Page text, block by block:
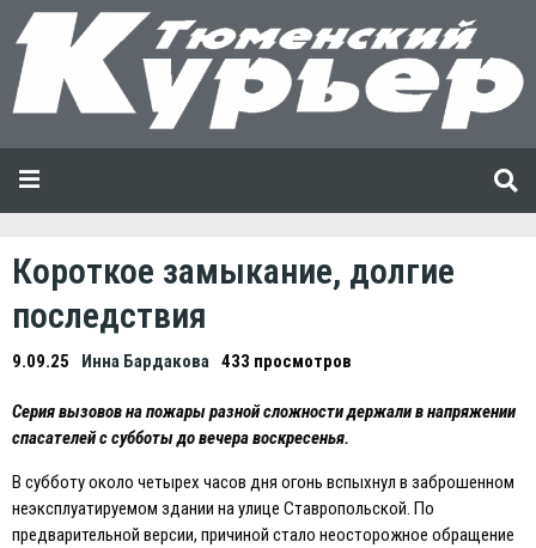
Короткое замыкание, долгие
последствия
9.09.25 Инна Бардакова 433 просмотров
Серия вызовов на пожары разной сложности держали в напряжении
спасателей с субботы до вечера воскресенья.
В субботу около четырех часов дня огонь вспыхнул в заброшенном
неэксплуатируемом здании на улице Ставропольской. По
предварительной версии, причиной стало неосторожное обращение